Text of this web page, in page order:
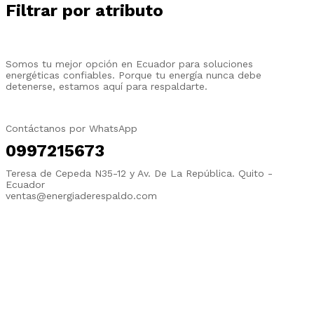
Filtrar por atributo
Somos tu mejor opción en Ecuador para soluciones
energéticas confiables. Porque tu energía nunca debe
detenerse, estamos aquí para respaldarte.
Contáctanos por WhatsApp
0997215673
Teresa de Cepeda N35-12 y Av. De La República. Quito -
Ecuador
ventas@energiaderespaldo.com